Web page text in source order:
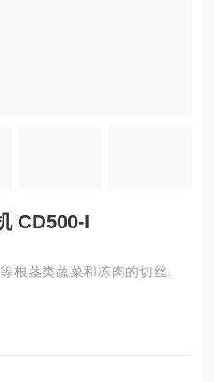
CD500-I
根茎类蔬菜和冻肉的切丝、